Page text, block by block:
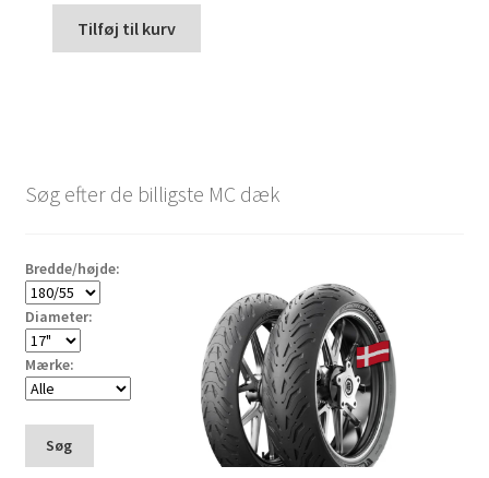
Tilføj til kurv
Søg efter de billigste MC dæk
Bredde/højde:
Diameter:
Mærke:
Søg